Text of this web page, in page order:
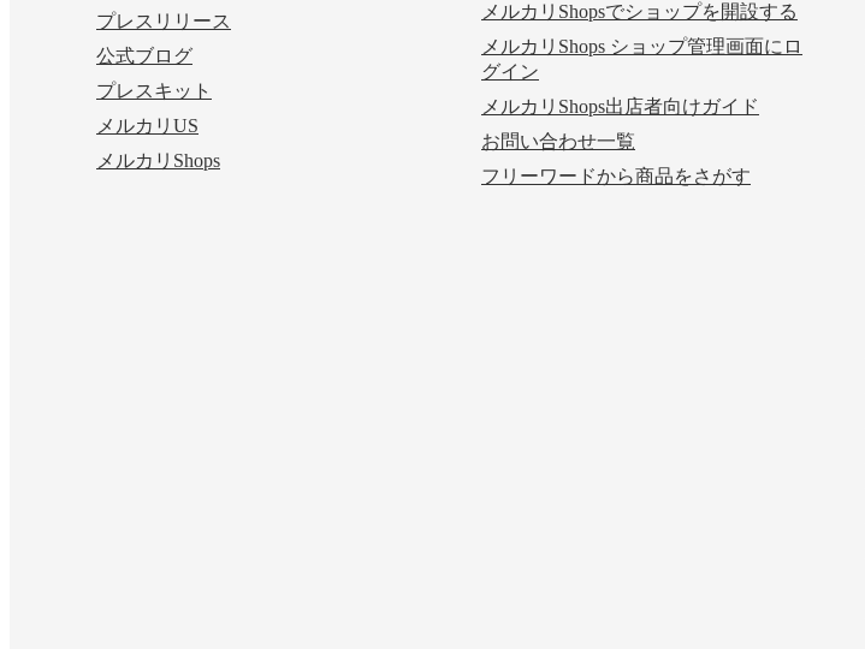
プレスリリース
公式ブログ
プレスキット
メルカリUS
メルカリShops
メルカリShopsでショップを開設する
メルカリShops ショップ管理画面にロ
グイン
メルカリShops出店者向けガイド
お問い合わせ一覧
フリーワードから商品をさがす